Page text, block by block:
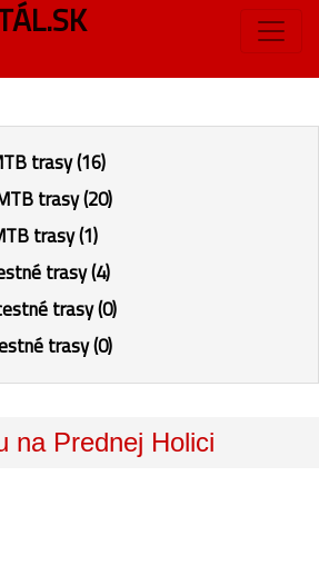
trasy (16)
trasy (20)
trasy (1)
trasy (4)
trasy (0)
trasy (0)
na Prednej Holici